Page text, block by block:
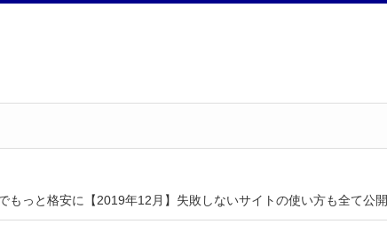
っと格安に【2019年12月】失敗しないサイトの使い方も全て公開